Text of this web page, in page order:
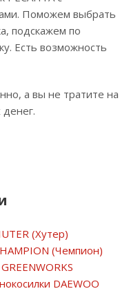
Поможем выбрать
подскажем по
Есть возможность
а вы не тратите на
(Хутер)
(Чемпион)
DAEWOO